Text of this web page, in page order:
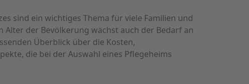
sind ein wichtiges Thema für viele Familien und
der Bevölkerung wächst auch der Bedarf an
Überblick über die Kosten,
die bei der Auswahl eines Pflegeheims